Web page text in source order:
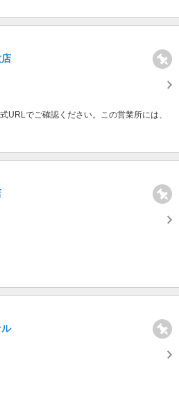
URLでご確認ください。この営業所には、